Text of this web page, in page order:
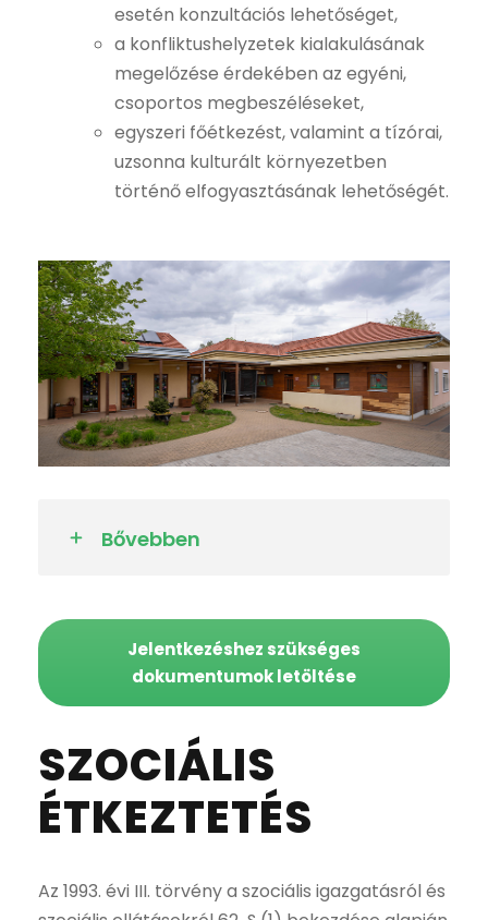
esetén konzultációs lehetőséget,
a konfliktushelyzetek kialakulásának
megelőzése érdekében az egyéni,
csoportos megbeszéléseket,
egyszeri főétkezést, valamint a tízórai,
uzsonna kulturált környezetben
történő elfogyasztásának lehetőségét.
Bővebben
Jelentkezéshez szükséges
dokumentumok letöltése
SZOCIÁLIS
ÉTKEZTETÉS
Az 1993. évi III. törvény a szociális igazgatásról és